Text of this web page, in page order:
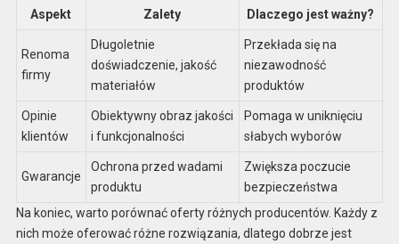
Aspekt Zalety Dlaczego jest ważny?
Renoma
firmy
Długoletnie
doświadczenie, jakość
materiałów
Przekłada się na
niezawodność
produktów
Opinie
klientów
Obiektywny obraz jakości
i funkcjonalności
Pomaga w uniknięciu
słabych wyborów
Gwarancje
Ochrona przed wadami
produktu
Zwiększa poczucie
bezpieczeństwa
Na koniec, warto porównać oferty różnych producentów. Każdy z
nich może oferować różne rozwiązania, dlatego dobrze jest